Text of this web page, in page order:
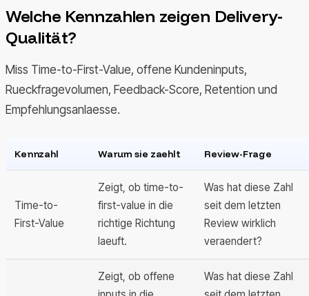
Welche Kennzahlen zeigen Delivery-
Qualität?
Miss Time-to-First-Value, offene Kundeninputs,
Rueckfragevolumen, Feedback-Score, Retention und
Empfehlungsanlaesse.
Kennzahl Warum sie zaehlt Review-Frage
Time-to-
First-Value
Zeigt, ob time-to-
first-value in die
richtige Richtung
laeuft.
Was hat diese Zahl
seit dem letzten
Review wirklich
veraendert?
Zeigt, ob offene
Was hat diese Zahl